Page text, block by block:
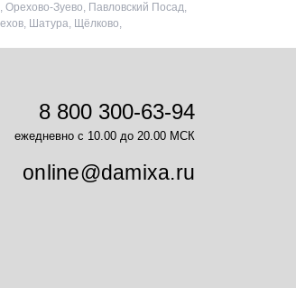
Зуево, Павловский Посад,
Шатура, Щёлково,
8 800 300-63-94
ежедневно с 10.00 до 20.00 МСК
online@damixa.ru